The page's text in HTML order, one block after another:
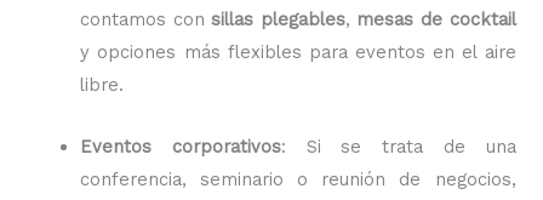
contamos consillas plegables, mesas de cocktail
y opciones más flexibles para eventos en el aire
libre.
Eventos corporativos: Si se trata de una
conferencia, seminario o reunión de negocios,